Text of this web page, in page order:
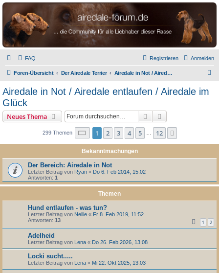
airedale-forum.de
FAQ Anmelden
Registrieren
Foren-Übersicht Der Airedale Terrier Airedale in Not / Airedale entlaufen / Airedale im Glück
Airedale in Not / Airedale entlaufen / Airedale im
Glück
Neues Thema Suche
299 Themen Seite 1von 12
1 2 3 4 5 12
Bekanntmachungen
Der Bereich: Airedale in Not
Letzter Beitrag von Ryan « Do 6. Feb 2014, 15:02
Antworten: 1
Themen
Hund entlaufen - was tun?
Letzter Beitrag von Nellie « Fr 8. Feb 2019, 11:52
Antworten: 13 1 2
Adelheid
Letzter Beitrag von Lena « Do 26. Feb 2026, 13:08
Locki sucht.....
Letzter Beitrag von Lena « Mi 22. Okt 2025, 13:03